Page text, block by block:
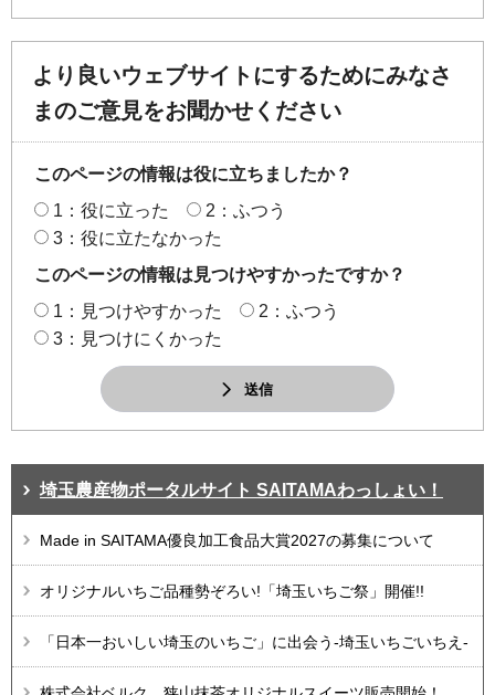
より良いウェブサイトにするためにみなさ
まのご意見をお聞かせください
このページの情報は役に立ちましたか？
1：役に立った
2：ふつう
3：役に立たなかった
このページの情報は見つけやすかったですか？
1：見つけやすかった
2：ふつう
3：見つけにくかった
送信
埼玉農産物ポータルサイト SAITAMAわっしょい！
Made in SAITAMA優良加工食品大賞2027の募集について
オリジナルいちご品種勢ぞろい!「埼玉いちご祭」開催!!
「日本一おいしい埼玉のいちご」に出会う-埼玉いちごいちえ-